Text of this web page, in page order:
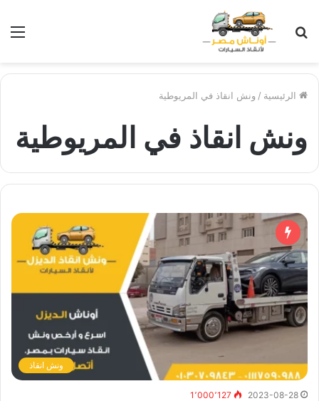
الرئيسية / ونش انقاذ في المريوطية
ونش انقاذ في المريوطية
ونش انقاذ
2023-08-28 1٬000٬127